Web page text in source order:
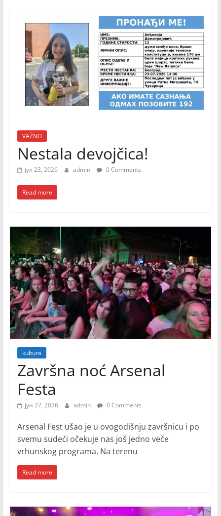
VAŽNO
Nestala devojčica!
јул 23, 2026 admin 0 Comments
Read more
kultura
Završna noć Arsenal
Festa
јун 27, 2026 admin 0 Comments
Arsenal Fest ušao je u ovogodišnju završnicu i po
svemu sudeći očekuje nas još jedno veče
vrhunskog programa. Na terenu
Read more